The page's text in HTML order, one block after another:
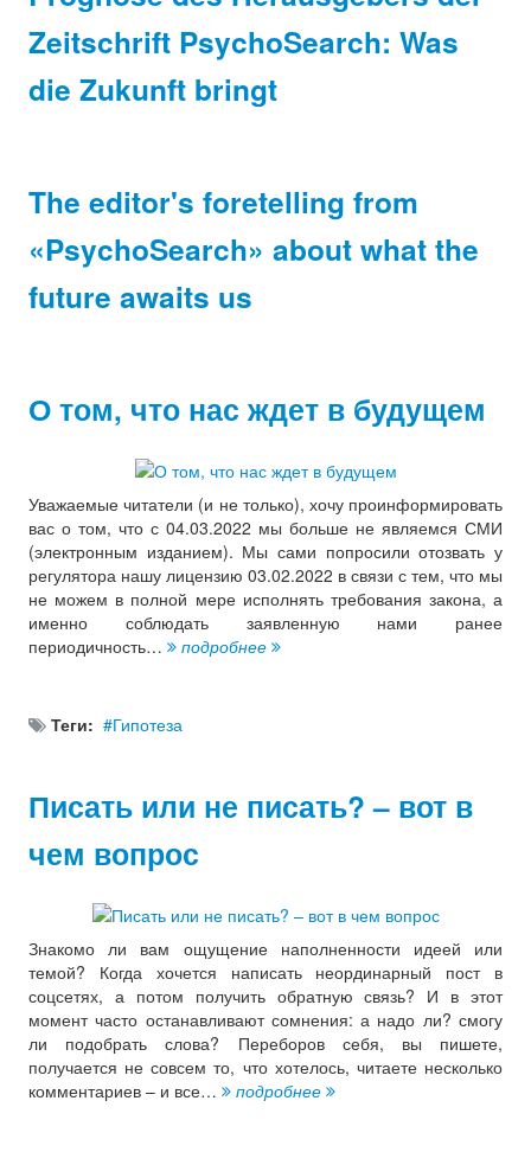
Zeitschrift PsychoSearch: Was
die Zukunft bringt
The editor's foretelling from
«PsychoSearch» about what the
future awaits us
О том, что нас ждет в будущем
Уважаемые читатели (и не только), хочу проинформировать
вас о том, что с 04.03.2022 мы больше не являемся СМИ
(электронным изданием). Мы сами попросили отозвать у
регулятора нашу лицензию 03.02.2022 в связи с тем, что мы
не можем в полной мере исполнять требования закона, а
именно соблюдать заявленную нами ранее
периодичность…
подробнее
Теги: Гипотеза
Писать или не писать? – вот в
чем вопрос
Знакомо ли вам ощущение наполненности идеей или
темой? Когда хочется написать неординарный пост в
соцсетях, а потом получить обратную связь? И в этот
момент часто останавливают сомнения: а надо ли? смогу
ли подобрать слова? Переборов себя, вы пишете,
получается не совсем то, что хотелось, читаете несколько
комментариев – и все…
подробнее